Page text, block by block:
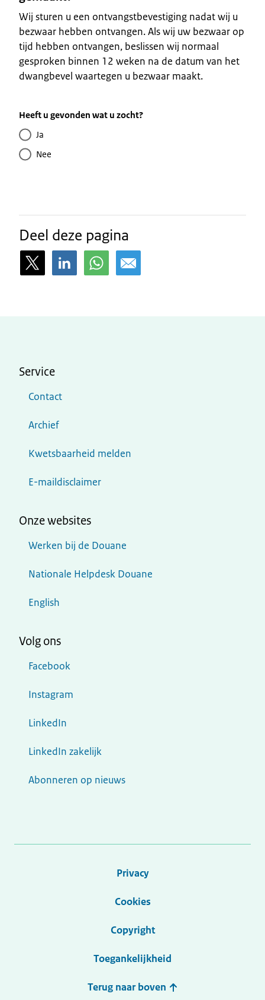
Wij sturen u een ontvangstbevestiging nadat wij u
bezwaar hebben ontvangen. Als wij uw bezwaar op
tijd hebben ontvangen, beslissen wij normaal
gesproken binnen 12 weken na de datum van het
dwangbevel waartegen u bezwaar maakt.
Heeft u gevonden wat u zocht?
Ja
Nee
Deel deze pagina
Service
Contact
Archief
Kwetsbaarheid melden
E-maildisclaimer
Onze websites
Werken bij de Douane
Nationale Helpdesk Douane
English
Volg ons
Facebook
Instagram
LinkedIn
LinkedIn zakelijk
Abonneren op nieuws
Privacy
Cookies
Copyright
Toegankelijkheid
Terug naar boven